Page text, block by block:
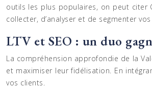
outils les plus populaires, on peut citer
collecter, d’analyser et de segmenter
LTV et SEO : un duo
La compréhension approfondie de la
et maximiser leur fidélisation. En
vos clients.